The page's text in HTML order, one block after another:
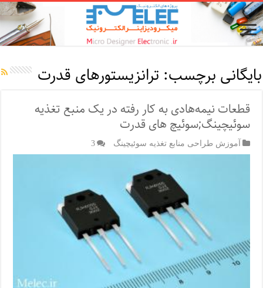
بایگانی برچسب: ترانزیستورهای قدرت
قطعات نیمه‌هادی به کار رفته در یک منبع تغذیه
سوئیچینگ;سوئیچ های قدرت
آموزش طراحی منابع تغذیه سوئیچینگ 3